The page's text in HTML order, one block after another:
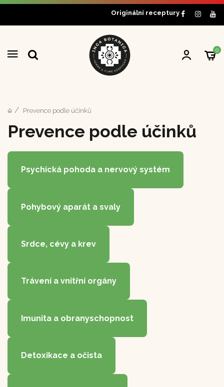
Originální receptury
0
Prevence podle účinků
Prevence podle účinků
Psychická pohoda a nervový systém
Pohybový aparát a svaly
Srdce, cévy a krev
Trávení a vnitřní orgány
Imunita a obranyschopnost
Detoxikace a očista